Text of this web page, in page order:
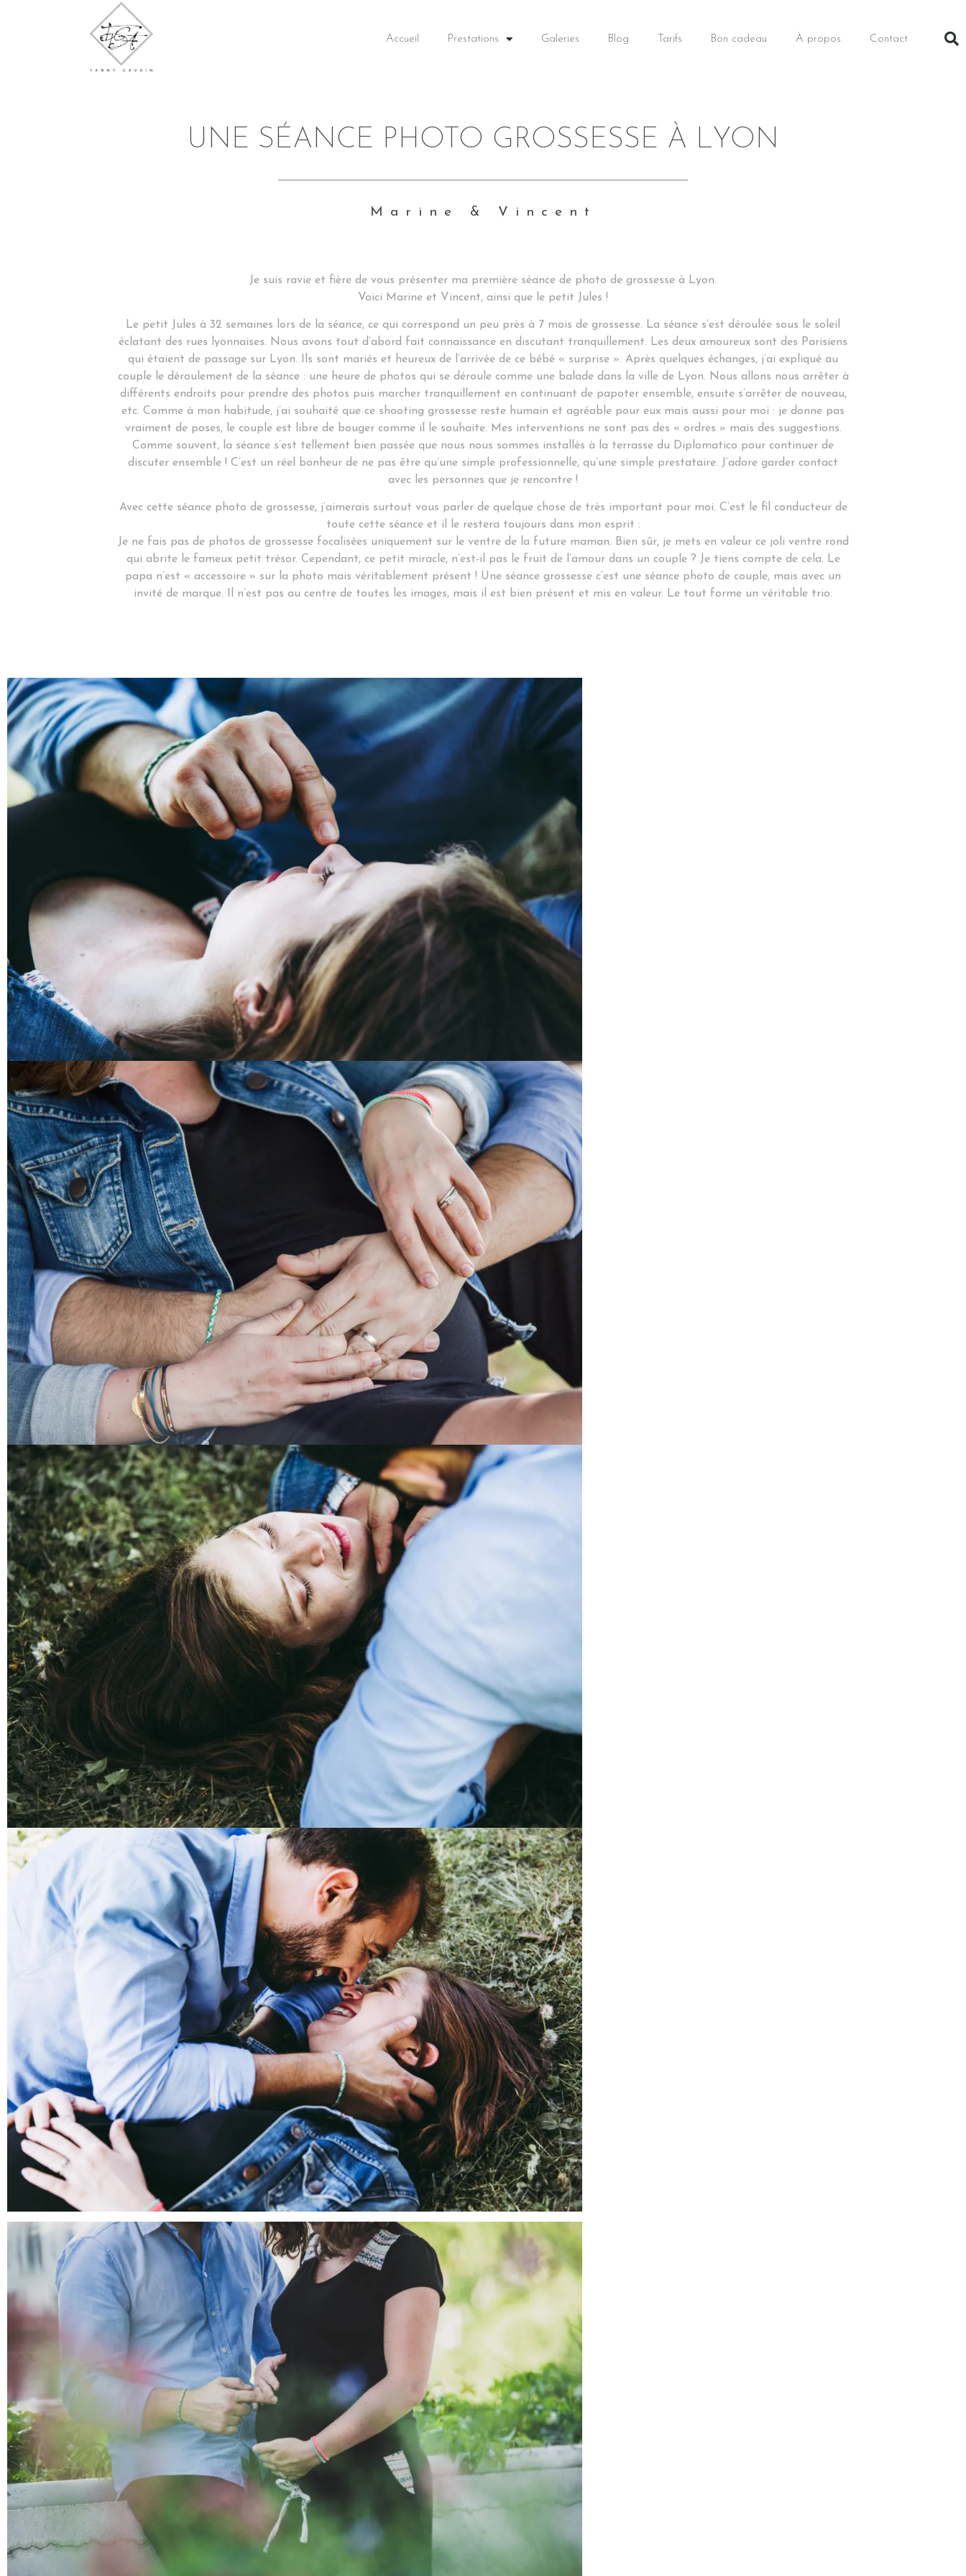
Accueil Prestations Galeries Blog Tarifs Bon cadeau À propos Contact
UNE SÉANCE PHOTO GROSSESSE À LYON
Marine & Vincent
Je suis ravie et fière de vous présenter ma première séance de photo de grossesse à Lyon.
Voici Marine et Vincent, ainsi que le petit Jules !
Le petit Jules à 32 semaines lors de la séance, ce qui correspond un peu près à 7 mois de grossesse. La séance s’est déroulée sous le soleil
éclatant des rues lyonnaises. Nous avons tout d’abord fait connaissance en discutant tranquillement. Les deux amoureux sont des Parisiens
qui étaient de passage sur Lyon. Ils sont mariés et heureux de l’arrivée de ce bébé « surprise ». Après quelques échanges, j’ai expliqué au
couple le déroulement de la séance : une heure de photos qui se déroule comme une balade dans la ville de Lyon. Nous allons nous arrêter à
différents endroits pour prendre des photos puis marcher tranquillement en continuant de papoter ensemble, ensuite s’arrêter de nouveau,
etc. Comme à mon habitude, j’ai souhaité que ce shooting grossesse reste humain et agréable pour eux mais aussi pour moi : je donne pas
vraiment de poses, le couple est libre de bouger comme il le souhaite. Mes interventions ne sont pas des « ordres » mais des suggestions.
Comme souvent, la séance s’est tellement bien passée que nous nous sommes installés à la terrasse du Diplomatico pour continuer de
discuter ensemble ! C’est un réel bonheur de ne pas être qu’une simple professionnelle, qu’une simple prestataire. J’adore garder contact
avec les personnes que je rencontre !
Avec cette séance photo de grossesse, j’aimerais surtout vous parler de quelque chose de très important pour moi. C’est le fil conducteur de
toute cette séance et il le restera toujours dans mon esprit :
Je ne fais pas de photos de grossesse focalisées uniquement sur le ventre de la future maman. Bien sûr, je mets en valeur ce joli ventre rond
qui abrite le fameux petit trésor. Cependant, ce petit miracle, n’est-il pas le fruit de l’amour dans un couple ? Je tiens compte de cela. Le
papa n’est « accessoire » sur la photo mais véritablement présent ! Une séance grossesse c’est une séance photo de couple, mais avec un
invité de marque. Il n’est pas au centre de toutes les images, mais il est bien présent et mis en valeur. Le tout forme un véritable trio.